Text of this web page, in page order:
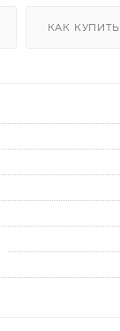
КАК КУПИТЬ